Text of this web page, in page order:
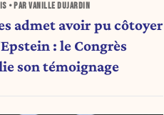
• PAR VANILLE DUJARDIN
admet avoir pu côtoyer
: le Congrès
son témoignage